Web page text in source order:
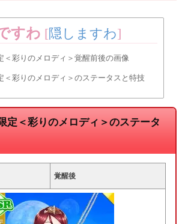
すわ [隠しますわ]
＜彩りのメロディ＞覚醒前後の画像
＜彩りのメロディ＞のステータスと特技
定＜彩りのメロディ＞のステータ
覚醒後